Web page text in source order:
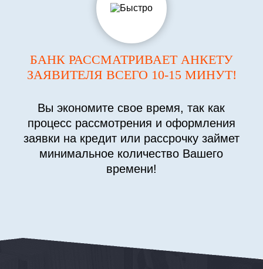
БАНК РАССМАТРИВАЕТ АНКЕТУ
ЗАЯВИТЕЛЯ ВСЕГО 10-15 МИНУТ!
Вы экономите свое время, так как
процесс рассмотрения и оформления
заявки на кредит или рассрочку займет
минимальное количество Вашего
времени!